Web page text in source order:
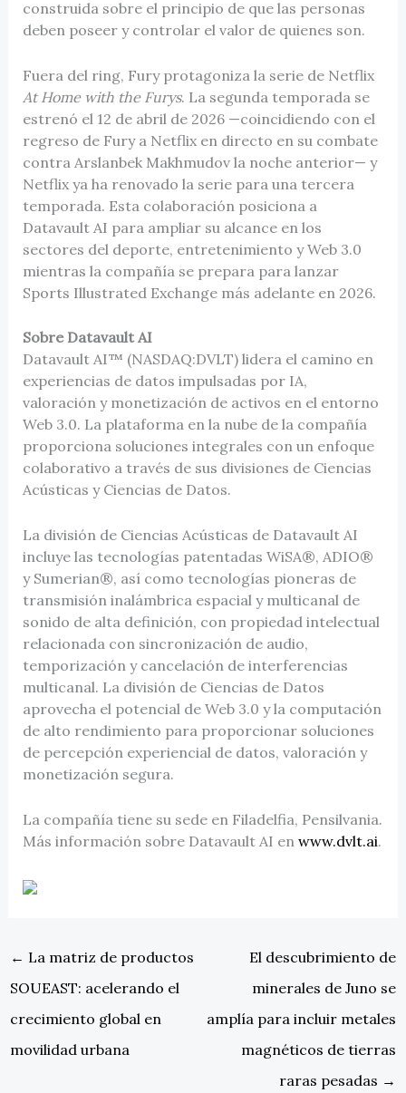
construida sobre el principio de que las personas
deben poseer y controlar el valor de quienes son.
Fuera del ring, Fury protagoniza la serie de Netflix
At Home with the Furys. La segunda temporada se
estrenó el 12 de abril de 2026 —coincidiendo con el
regreso de Fury a Netflix en directo en su combate
contra Arslanbek Makhmudov la noche anterior— y
Netflix ya ha renovado la serie para una tercera
temporada. Esta colaboración posiciona a
Datavault AI para ampliar su alcance en los
sectores del deporte, entretenimiento y Web 3.0
mientras la compañía se prepara para lanzar
Sports Illustrated Exchange más adelante en 2026.
Sobre Datavault AI
Datavault AI™ (NASDAQ:DVLT) lidera el camino en
experiencias de datos impulsadas por IA,
valoración y monetización de activos en el entorno
Web 3.0. La plataforma en la nube de la compañía
proporciona soluciones integrales con un enfoque
colaborativo a través de sus divisiones de Ciencias
Acústicas y Ciencias de Datos.
La división de Ciencias Acústicas de Datavault AI
incluye las tecnologías patentadas WiSA®, ADIO®
y Sumerian®, así como tecnologías pioneras de
transmisión inalámbrica espacial y multicanal de
sonido de alta definición, con propiedad intelectual
relacionada con sincronización de audio,
temporización y cancelación de interferencias
multicanal. La división de Ciencias de Datos
aprovecha el potencial de Web 3.0 y la computación
de alto rendimiento para proporcionar soluciones
de percepción experiencial de datos, valoración y
monetización segura.
La compañía tiene su sede en Filadelfia, Pensilvania.
Más información sobre Datavault AI en www.dvlt.ai.
← La matriz de productos
SOUEAST: acelerando el
crecimiento global en
movilidad urbana
El descubrimiento de
minerales de Juno se
amplía para incluir metales
magnéticos de tierras
raras pesadas →